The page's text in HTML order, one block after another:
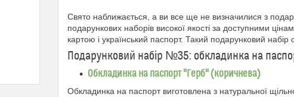
Свято наближається, а ви все ще не визначилися з
подарункових наборів високої якості за доступними
картою і український паспорт. Такий подарунковий набір
Подарунковий набір №35: обкладинка на
Обкладинка на паспорт "Герб" (коричнева)
Обкладинка на паспорт виготовлена з натуральної